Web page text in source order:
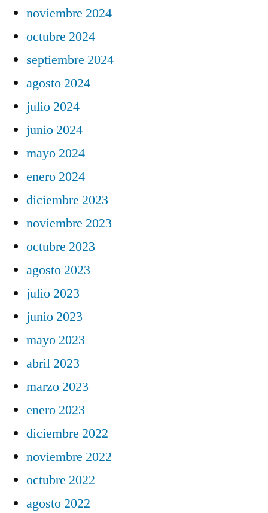
noviembre 2024
octubre 2024
septiembre 2024
agosto 2024
julio 2024
junio 2024
mayo 2024
enero 2024
diciembre 2023
noviembre 2023
octubre 2023
agosto 2023
julio 2023
junio 2023
mayo 2023
abril 2023
marzo 2023
enero 2023
diciembre 2022
noviembre 2022
octubre 2022
agosto 2022